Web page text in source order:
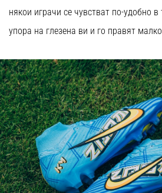
някои играчи се чувстват по-удобно в
упора на глезена ви и го правят